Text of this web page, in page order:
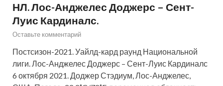
НЛ. Лос-Анджелес Доджерс – Сент-
Луис Кардиналс.
Оставьте комментарий
Постсизон-2021. Уайлд-кард раунд Национальной
лиги. Лос-Анджелес Доджерс – Сент-Луис Кардиналс
6 октября 2021. Доджер Стэдиум, Лос-Анджелес,